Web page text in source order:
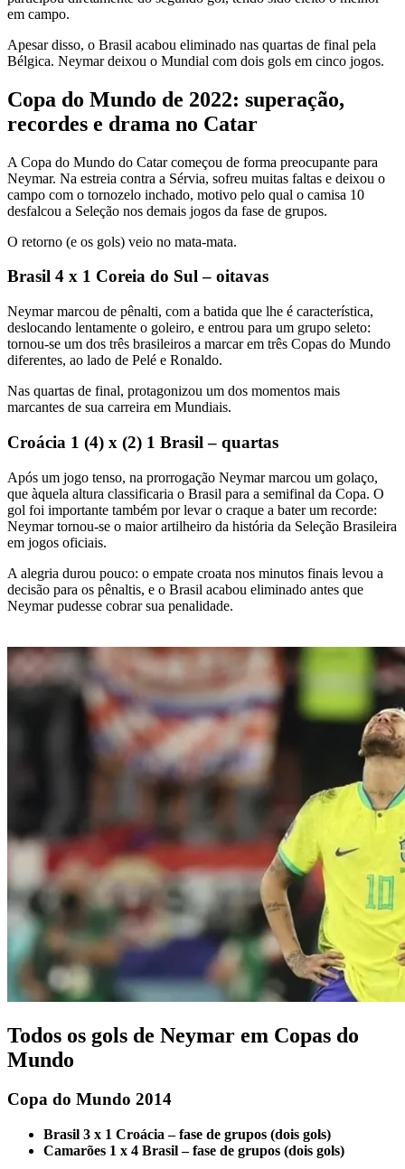
em campo.
Apesar disso, o Brasil acabou eliminado nas quartas de final pela
Bélgica. Neymar deixou o Mundial com dois gols em cinco jogos.
Copa do Mundo de 2022: superação,
recordes e drama no Catar
A Copa do Mundo do Catar começou de forma preocupante para
Neymar. Na estreia contra a Sérvia, sofreu muitas faltas e deixou o
campo com o tornozelo inchado, motivo pelo qual o camisa 10
desfalcou a Seleção nos demais jogos da fase de grupos.
O retorno (e os gols) veio no mata-mata.
Brasil 4 x 1 Coreia do Sul – oitavas
Neymar marcou de pênalti, com a batida que lhe é característica,
deslocando lentamente o goleiro, e entrou para um grupo seleto:
tornou-se um dos três brasileiros a marcar em três Copas do Mundo
diferentes, ao lado de Pelé e Ronaldo.
Nas quartas de final, protagonizou um dos momentos mais
marcantes de sua carreira em Mundiais.
Croácia 1 (4) x (2) 1 Brasil – quartas
Após um jogo tenso, na prorrogação Neymar marcou um golaço,
que àquela altura classificaria o Brasil para a semifinal da Copa. O
gol foi importante também por levar o craque a bater um recorde:
Neymar tornou-se o maior artilheiro da história da Seleção Brasileira
em jogos oficiais.
A alegria durou pouco: o empate croata nos minutos finais levou a
decisão para os pênaltis, e o Brasil acabou eliminado antes que
Neymar pudesse cobrar sua penalidade.
Todos os gols de Neymar em Copas do
Mundo
Copa do Mundo 2014
Brasil 3 x 1 Croácia – fase de grupos (dois gols)
Camarões 1 x 4 Brasil – fase de grupos (dois gols)